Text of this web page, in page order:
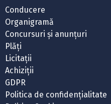
Conducere
Organigramă
Concursuri și anunțuri
Plăți
Licitații
Achiziții
GDPR
Politica de confidențialitate